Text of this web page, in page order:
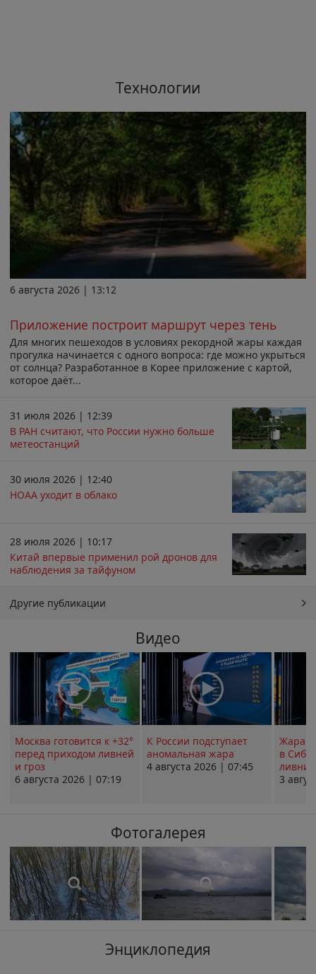
Технологии
6 августа 2026 | 13:12
Приложение построит маршрут через тень
Для многих пешеходов в условиях рекордной жары каждая
прогулка начинается с одного вопроса: где можно укрыться
от солнца? Разработанное в Корее приложение с картой,
которое даёт...
31 июля 2026 | 12:39
В РАН считают, что России нужно больше
метеостанций
30 июля 2026 | 12:40
НОАА уходит в облако
28 июля 2026 | 10:17
Китай впервые применил рой дронов для
наблюдения за тайфуном
Другие публикации
Видео
Москва готовится к +32°
перед приходом ливней
и гроз
6 августа 2026 | 07:19
К России подступает
аномальная жара
4 августа 2026 | 07:45
Жара в
в
ливни
3
Фотогалерея
Энциклопедия